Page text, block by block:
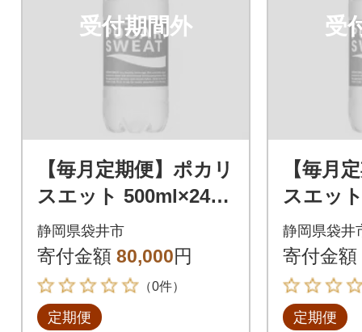
受付期間外
【毎月定期便】ポカリ
スエット 500ml×24本
全6回
静岡県袋井市
寄付金額 80,000円
（0件）
定期便
受
【毎月
スエッ
全12回
静岡県袋井
寄付金額
定期便